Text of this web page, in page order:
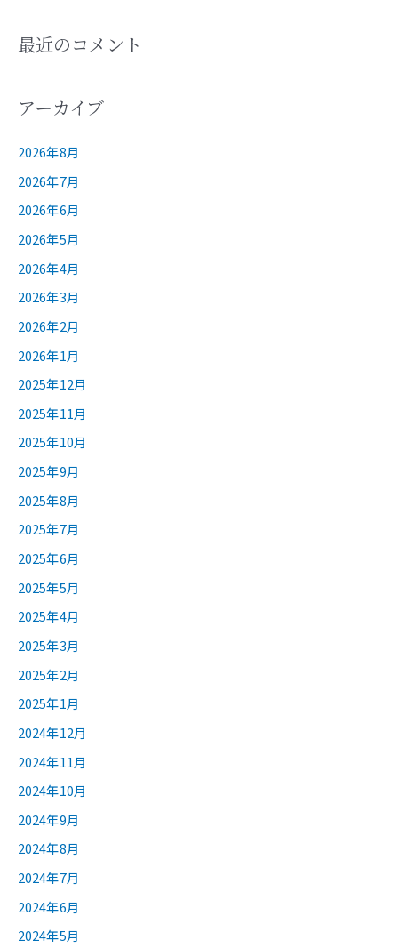
最近のコメント
アーカイブ
2026年8月
2026年7月
2026年6月
2026年5月
2026年4月
2026年3月
2026年2月
2026年1月
2025年12月
2025年11月
2025年10月
2025年9月
2025年8月
2025年7月
2025年6月
2025年5月
2025年4月
2025年3月
2025年2月
2025年1月
2024年12月
2024年11月
2024年10月
2024年9月
2024年8月
2024年7月
2024年6月
2024年5月